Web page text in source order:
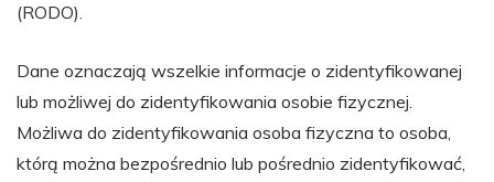
(RODO).
Dane oznaczają wszelkie informacje o zidentyfikowanej
lub możliwej do zidentyfikowania osobie fizycznej.
Możliwa do zidentyfikowania osoba fizyczna to osoba,
którą można bezpośrednio lub pośrednio zidentyfikować,